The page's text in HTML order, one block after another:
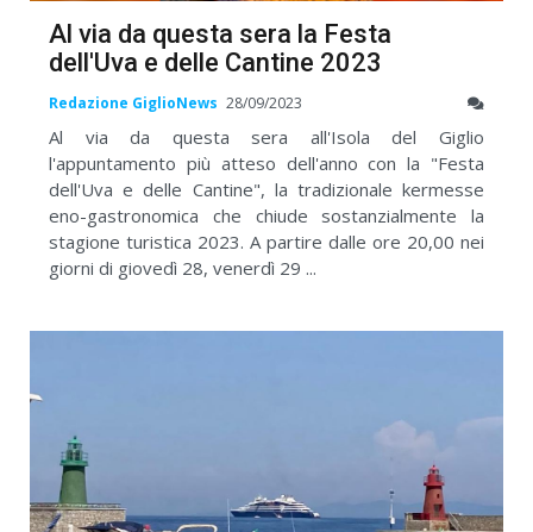
Al via da questa sera la Festa
dell'Uva e delle Cantine 2023
Redazione GiglioNews 28/09/2023
Al via da questa sera all'Isola del Giglio
l'appuntamento più atteso dell'anno con la "Festa
dell'Uva e delle Cantine", la tradizionale kermesse
eno-gastronomica che chiude sostanzialmente la
stagione turistica 2023. A partire dalle ore 20,00 nei
giorni di giovedì 28, venerdì 29 ...